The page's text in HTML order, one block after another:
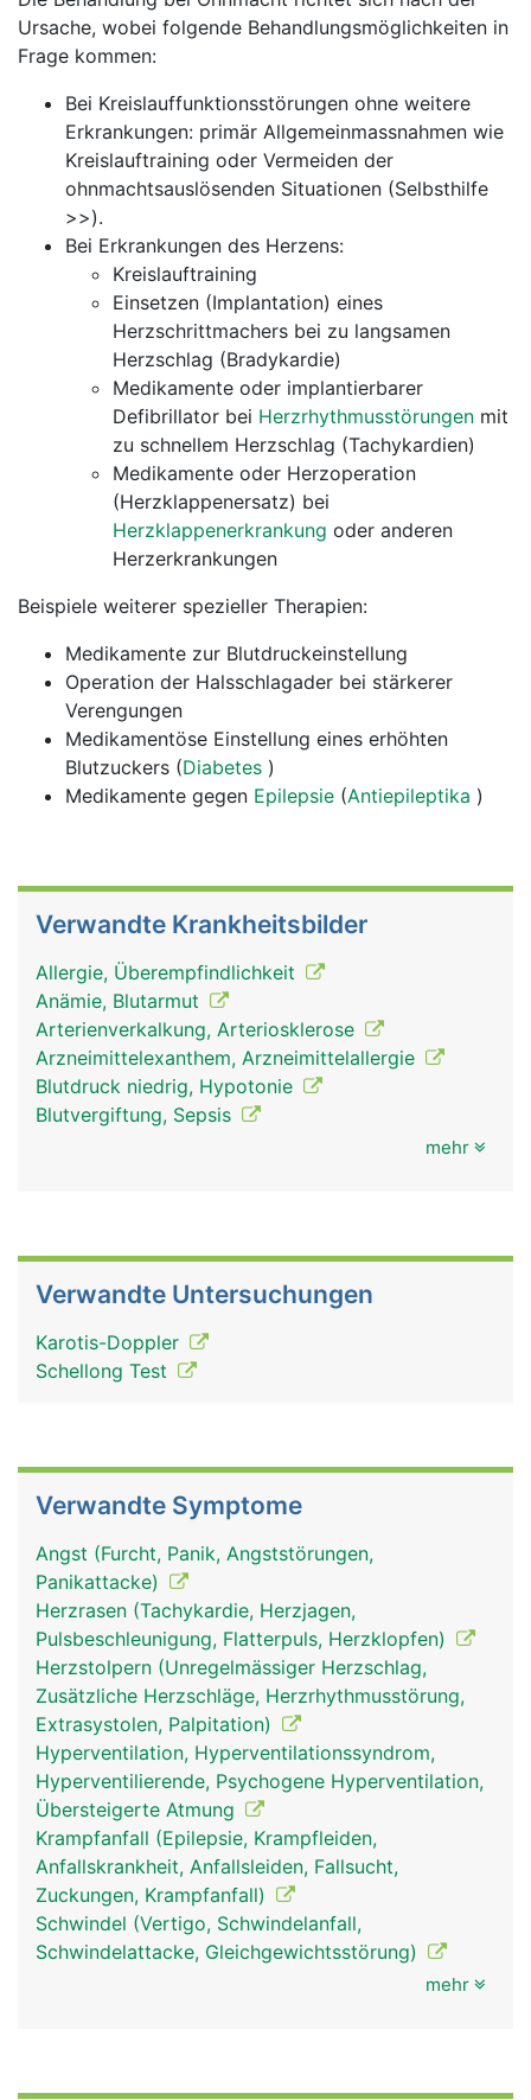
Ursache, wobei folgende Behandlungsmöglichkeiten in
Frage kommen:
Bei Kreislauffunktionsstörungen ohne weitere
Erkrankungen: primär Allgemeinmassnahmen wie
Kreislauftraining oder Vermeiden der
ohnmachtsauslösenden Situationen (Selbsthilfe
>>).
Bei Erkrankungen des Herzens:
Kreislauftraining
Einsetzen (Implantation) eines
Herzschrittmachers bei zu langsamen
Herzschlag (Bradykardie)
Medikamente oder implantierbarer
Defibrillator bei Herzrhythmusstörungen mit
zu schnellem Herzschlag (Tachykardien)
Medikamente oder Herzoperation
(Herzklappenersatz) bei
Herzklappenerkrankung oder anderen
Herzerkrankungen
Beispiele weiterer spezieller Therapien:
Medikamente zur Blutdruckeinstellung
Operation der Halsschlagader bei stärkerer
Verengungen
Medikamentöse Einstellung eines erhöhten
Blutzuckers (Diabetes )
Medikamente gegen Epilepsie (Antiepileptika )
Verwandte Krankheitsbilder
Allergie, Überempfindlichkeit
Anämie, Blutarmut
Arterienverkalkung, Arteriosklerose
Arzneimittelexanthem, Arzneimittelallergie
Blutdruck niedrig, Hypotonie
Blutvergiftung, Sepsis
mehr
Verwandte Untersuchungen
Karotis-Doppler
Schellong Test
Verwandte Symptome
Angst (Furcht, Panik, Angststörungen,
Panikattacke)
Herzrasen (Tachykardie, Herzjagen,
Pulsbeschleunigung, Flatterpuls, Herzklopfen)
Herzstolpern (Unregelmässiger Herzschlag,
Zusätzliche Herzschläge, Herzrhythmusstörung,
Extrasystolen, Palpitation)
Hyperventilation, Hyperventilationssyndrom,
Hyperventilierende, Psychogene Hyperventilation,
Übersteigerte Atmung
Krampfanfall (Epilepsie, Krampfleiden,
Anfallskrankheit, Anfallsleiden, Fallsucht,
Zuckungen, Krampfanfall)
Schwindel (Vertigo, Schwindelanfall,
Schwindelattacke, Gleichgewichtsstörung)
mehr